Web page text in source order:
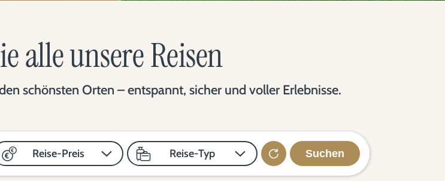
alle unsere Reisen
schönsten Orten – entspannt, sicher und voller Erlebnisse.
Reise-Preis Reise-Typ Suchen